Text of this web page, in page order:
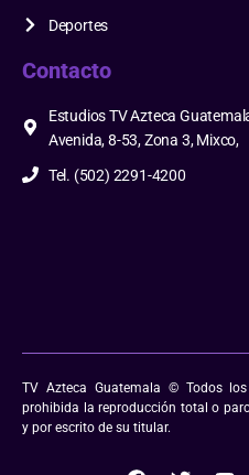
Deportes
Contacto
Estudios TV Azteca
Avenida, 8-53, Zona 3, Mixco,
Tel. (502) 2291-4200
TV Azteca Guatemala © Todos los
prohibida la reproducción total o
y por escrito de su titular.